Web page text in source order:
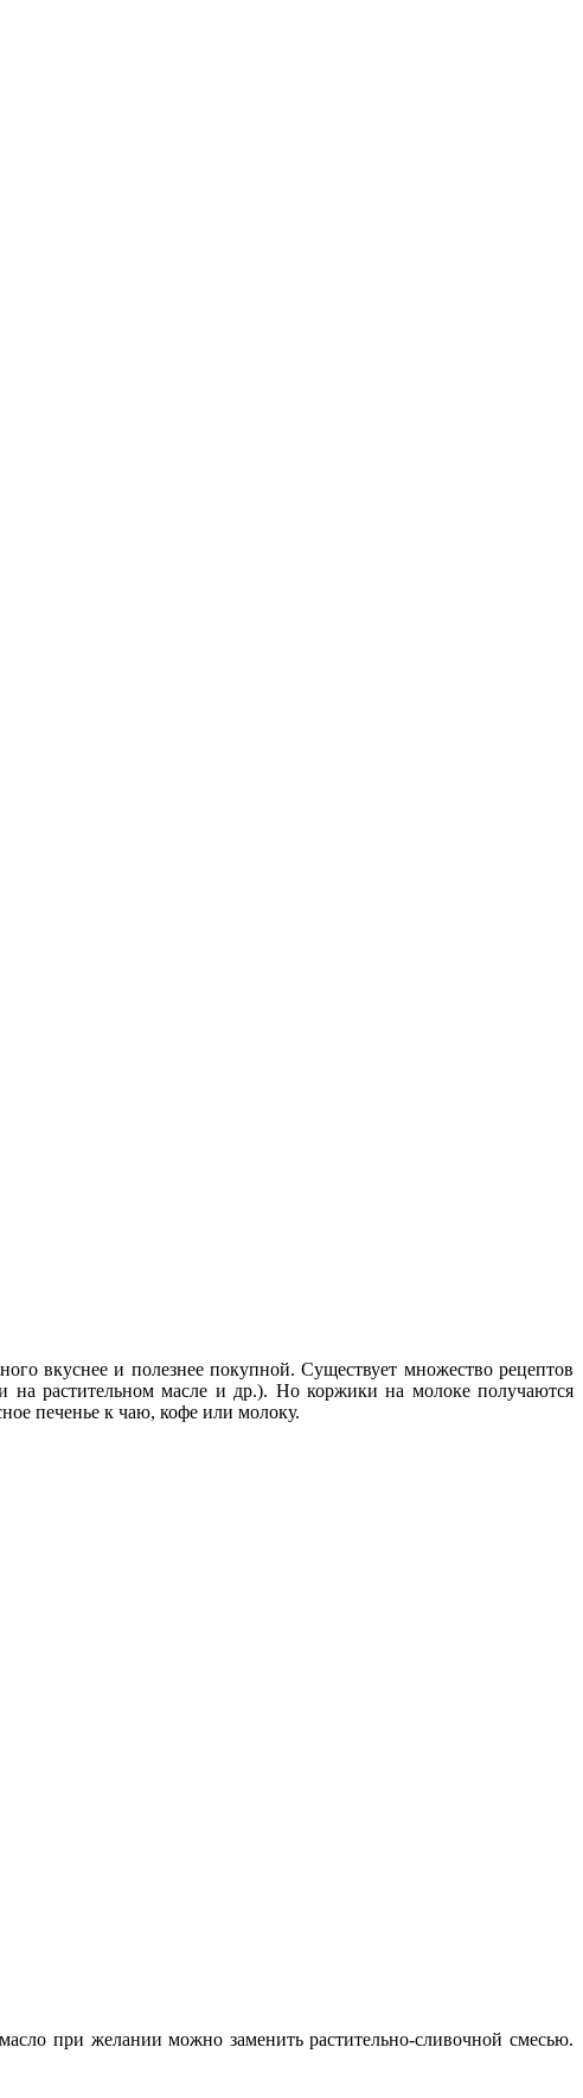
вкуснее и полезнее покупной. Существует множество рецептов
растительном масле и др.). Но коржики на молоке получаются
печенье к чаю, кофе или молоку.
при желании можно заменить растительно-сливочной смесью.